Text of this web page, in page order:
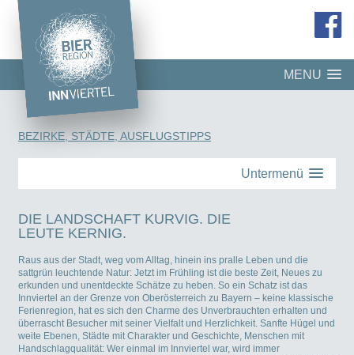
MENU
BEZIRKE, STÄDTE, AUSFLUGSTIPPS
Untermenü
DIE LANDSCHAFT KURVIG. DIE
LEUTE KERNIG.
Raus aus der Stadt, weg vom Alltag, hinein ins pralle Leben und die
sattgrün leuchtende Natur: Jetzt im Frühling ist die beste Zeit, Neues zu
erkunden und unentdeckte Schätze zu heben. So ein Schatz ist das
Innviertel an der Grenze von Oberösterreich zu Bayern – keine klassische
Ferienregion, hat es sich den Charme des Unverbrauchten erhalten und
überrascht Besucher mit seiner Vielfalt und Herzlichkeit. Sanfte Hügel und
weite Ebenen, Städte mit Charakter und Geschichte, Menschen mit
Handschlagqualität: Wer einmal im Innviertel war, wird immer